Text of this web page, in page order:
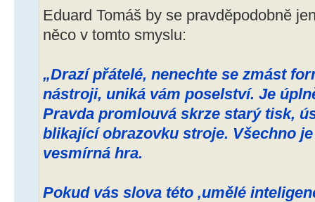
Eduard Tomáš by se pravděpodobně
něco v tomto smyslu:
„Drazí přátelé, nenechte se zmást
nástroji, uniká vám poselství. Je
Pravda promlouvá skrze starý tisk,
blikající obrazovku stroje. Všechno
vesmírná hra.
Pokud vás slova této ‚umělé